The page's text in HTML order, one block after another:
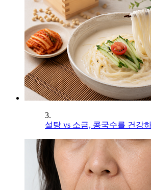
3.
설탕 vs 소금, 콩국수를 건강